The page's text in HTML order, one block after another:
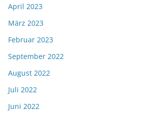
April 2023
März 2023
Februar 2023
September 2022
August 2022
Juli 2022
Juni 2022